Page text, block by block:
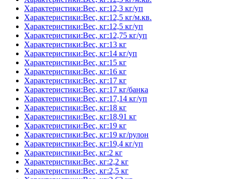
Характеристики:Вес, кг:12,3 кг/уп
Характеристики:Вес, кг:12,5 кг/м.кв.
Характеристики:Вес, кг:12,5 кг/уп
Характеристики:Вес, кг:12,75 кг/уп
Характеристики:Вес, кг:13 кг
Характеристики:Вес, кг:14 кг/уп
Характеристики:Вес, кг:15 кг
Характеристики:Вес, кг:16 кг
Характеристики:Вес, кг:17 кг
Характеристики:Вес, кг:17 кг/банка
Характеристики:Вес, кг:17,14 кг/уп
Характеристики:Вес, кг:18 кг
Характеристики:Вес, кг:18,91 кг
Характеристики:Вес, кг:19 кг
Характеристики:Вес, кг:19 кг/рулон
Характеристики:Вес, кг:19,4 кг/уп
Характеристики:Вес, кг:2 кг
Характеристики:Вес, кг:2,2 кг
Характеристики:Вес, кг:2,5 кг